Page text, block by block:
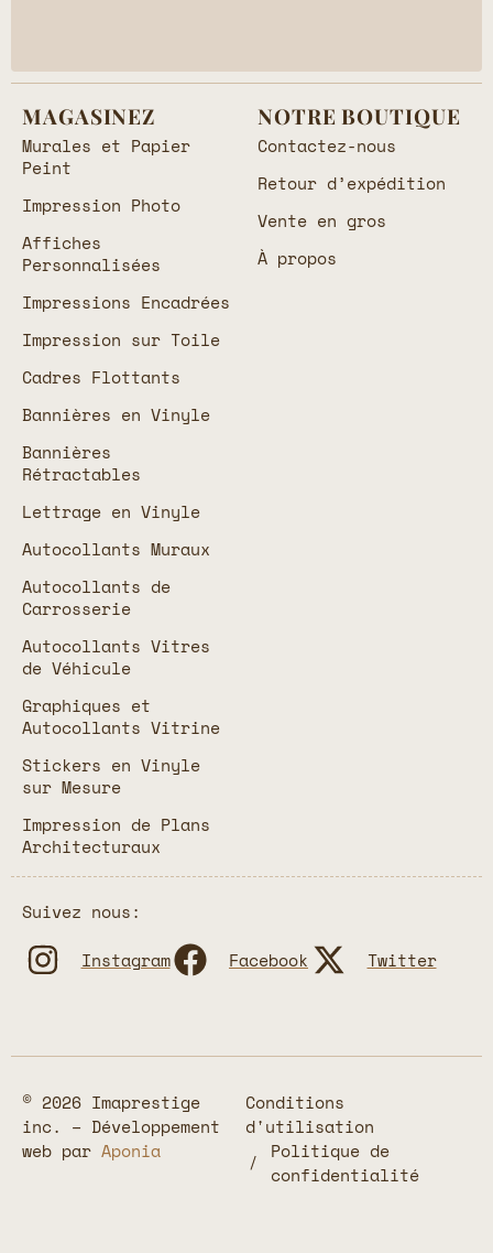
MAGASINEZ
Murales et Papier
Peint
Impression Photo
Affiches
Personnalisées
Impressions Encadrées
Impression sur Toile
Cadres Flottants
Bannières en Vinyle
Bannières
Rétractables
Lettrage en Vinyle
Autocollants Muraux
Autocollants de
Carrosserie
Autocollants Vitres
de Véhicule
Graphiques et
Autocollants Vitrine
Stickers en Vinyle
sur Mesure
Impression de Plans
Architecturaux
NOTRE BOUTIQUE
Contactez-nous
Retour d’expédition
Vente en gros
À propos
Suivez nous:
Instagram
Facebook Twitter
© 2026 Imaprestige
inc. – Développement
web par Aponia
Conditions
d'utilisation
Politique de
confidentialité